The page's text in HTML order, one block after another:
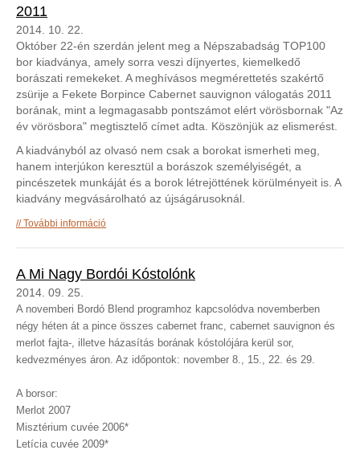
2011
2014. 10. 22.
Október 22-én szerdán jelent meg a Népszabadság TOP100
bor kiadványa, amely sorra veszi díjnyertes, kiemelkedő
borászati remekeket. A meghívásos megmérettetés szakértő
zsürije a Fekete Borpince Cabernet sauvignon válogatás 2011
borának, mint a legmagasabb pontszámot elért vörösbornak "Az
év vörösbora" megtisztelő címet adta. Köszönjük az elismerést.
A kiadványból az olvasó nem csak a borokat ismerheti meg,
hanem interjúkon keresztül a borászok személyiségét, a
pincészetek munkáját és a borok létrejöttének körülményeit is. A
kiadvány megvásárolható az újságárusoknál.
További információ
A Mi Nagy Bordói Kóstolónk
2014. 09. 25.
A novemberi Bordó Blend programhoz kapcsolódva novemberben
négy héten át a pince összes cabernet franc, cabernet sauvignon és
merlot fajta-, illetve házasítás borának kóstolójára kerül sor,
kedvezményes áron. Az időpontok: november 8., 15., 22. és 29.
A borsor:
Merlot 2007
Misztérium cuvée 2006*
Letícia cuvée 2009*